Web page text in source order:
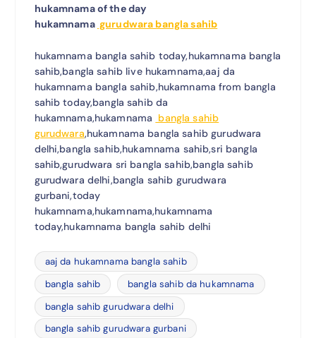
hukamnama of the day
hukamnama gurudwara bangla sahib
hukamnama bangla sahib today,hukamnama bangla
sahib,bangla sahib live hukamnama,aaj da
hukamnama bangla sahib,hukamnama from bangla
sahib today,bangla sahib da
hukamnama,hukamnama bangla sahib
gurudwara,hukamnama bangla sahib gurudwara
delhi,bangla sahib,hukamnama sahib,sri bangla
sahib,gurudwara sri bangla sahib,bangla sahib
gurudwara delhi,bangla sahib gurudwara
gurbani,today
hukamnama,hukamnama,hukamnama
today,hukamnama bangla sahib delhi
aaj da hukamnama bangla sahib
bangla sahib
bangla sahib da hukamnama
bangla sahib gurudwara delhi
bangla sahib gurudwara gurbani